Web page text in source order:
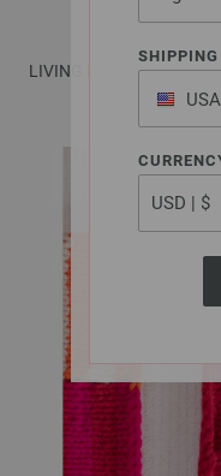
SHIPPING
of
LIVING No. 1 - Magasin